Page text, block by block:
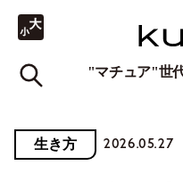
"マチュア"世
生き方 2026.05.27